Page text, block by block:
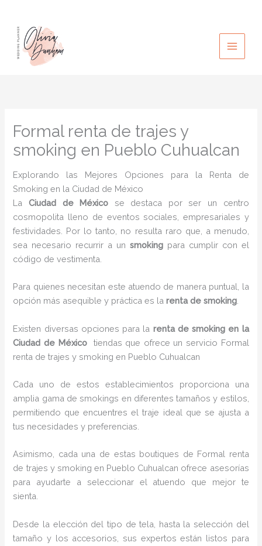
contenido
Formal renta de trajes y
smoking en Pueblo Cuhualcan
Explorando las Mejores Opciones para la Renta de
Smoking en la Ciudad de México
LaCiudad de México se destaca por ser un centro
cosmopolita lleno de eventos sociales, empresariales y
festividades. Por lo tanto, no resulta raro que, a menudo,
sea necesario recurrir a un smokingpara cumplir con el
código de vestimenta.
Para quienes necesitan este atuendo de manera puntual, la
opción más asequible y práctica es larenta de smoking
Existen diversas opciones para la renta de smoking en la
Ciudad de México
tiendas que ofrece un servicio Formal
renta de trajes y smoking en Pueblo Cuhualcan
Cada uno de estos establecimientos proporciona una
amplia gama de smokings en diferentes tamaños y estilos,
permitiendo que encuentres el traje ideal que se ajusta a
tus necesidades y preferencias.
Asimismo, cada una de estas boutiques de Formal renta
de trajes y smoking en Pueblo Cuhualcan ofrece asesorías
para ayudarte a seleccionar el atuendo que mejor te
sienta.
Desde la elección del tipo de tela, hasta la selección del
tamaño y los accesorios, sus expertos están listos para